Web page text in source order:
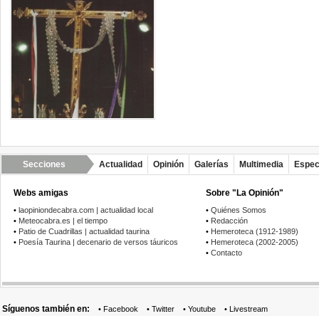
Secciones Actualidad Opinión Galerías Multimedia
Webs amigas
• laopiniondecabra.com | actualidad local
• Meteocabra.es | el tiempo
• Patio de Cuadrillas | actualidad taurina
• Poesía Taurina | decenario de versos táuricos
Sobre "La Opinión"
• Quiénes Somos
• Redacción
• Hemeroteca (1912-1989)
• Hemeroteca (2002-2005)
• Contacto
Síguenos también en: • Facebook • Twitter • Youtube • Livestream